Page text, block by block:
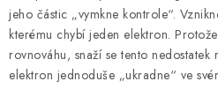
jeho částic „vymkne kontrole“.
kterému chybí jeden elektron.
rovnováhu, snaží se tento
elektron jednoduše „ukradne“ ve